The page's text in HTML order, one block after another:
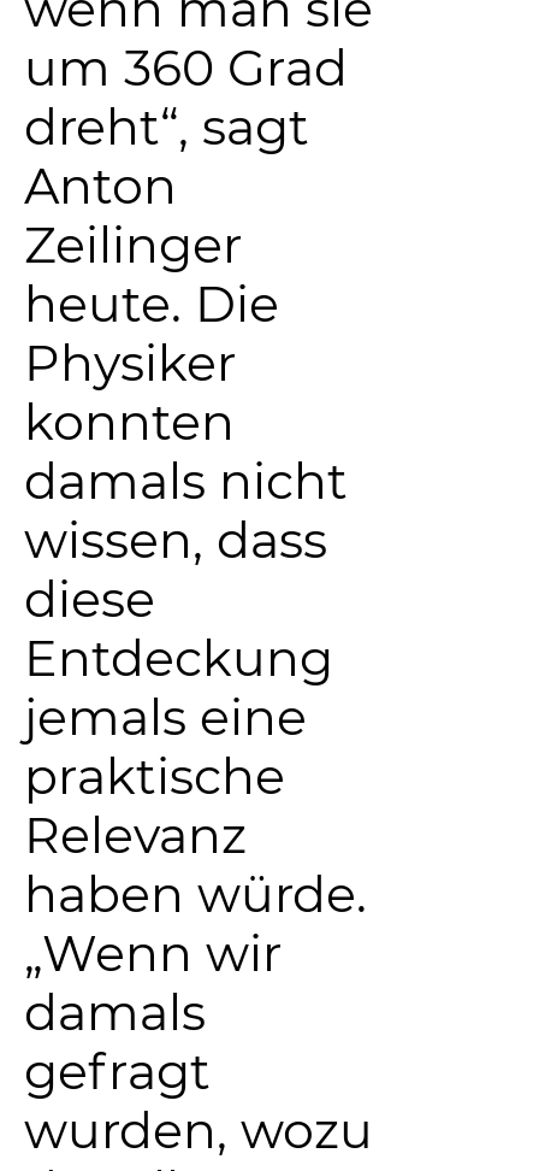
um 360 Grad
dreht“, sagt
Anton
Zeilinger
heute. Die
Physiker
konnten
damals nicht
wissen, dass
diese
Entdeckung
jemals eine
praktische
Relevanz
haben würde.
„Wenn wir
damals
gefragt
wurden, wozu